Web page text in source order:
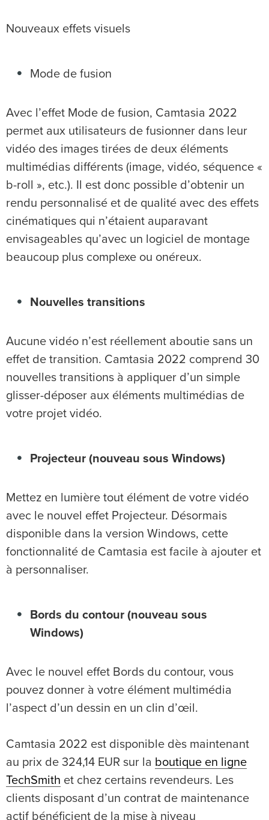
Nouveaux effets visuels
Mode de fusion
Avec l’effet Mode de fusion, Camtasia 2022
permet aux utilisateurs de fusionner dans leur
vidéo des images tirées de deux éléments
multimédias différents (image, vidéo, séquence «
b-roll », etc.). Il est donc possible d’obtenir un
rendu personnalisé et de qualité avec des effets
cinématiques qui n’étaient auparavant
envisageables qu’avec un logiciel de montage
beaucoup plus complexe ou onéreux.
Nouvelles transitions
Aucune vidéo n’est réellement aboutie sans un
effet de transition. Camtasia 2022 comprend 30
nouvelles transitions à appliquer d’un simple
glisser-déposer aux éléments multimédias de
votre projet vidéo.
Projecteur (nouveau sous Windows)
Mettez en lumière tout élément de votre vidéo
avec le nouvel effet Projecteur. Désormais
disponible dans la version Windows, cette
fonctionnalité de Camtasia est facile à ajouter et
à personnaliser.
Bords du contour (nouveau sous
Windows)
Avec le nouvel effet Bords du contour, vous
pouvez donner à votre élément multimédia
l’aspect d’un dessin en un clin d’œil.
Camtasia 2022 est disponible dès maintenant
au prix de 324,14 EUR sur la boutique en ligne
TechSmith et chez certains revendeurs. Les
clients disposant d’un contrat de maintenance
actif bénéficient de la mise à niveau